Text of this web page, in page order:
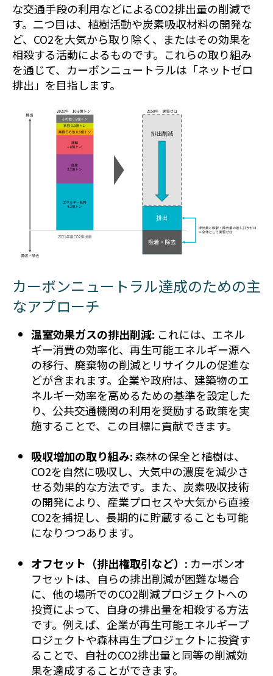
な交通手段の利用などによるCO2排出量の削減で
す。二つ目は、植樹活動や炭素吸収材料の開発な
ど、CO2を大気から取り除く、またはその効果を
相殺する活動によるものです。これらの取り組み
を通じて、カーボンニュートラルは「ネットゼロ
排出」を目指します。
カーボンニュートラル達成のための主
なアプローチ
温室効果ガスの排出削減: これには、エネル
ギー消費の効率化、再生可能エネルギー源へ
の移行、廃棄物の削減とリサイクルの促進な
どが含まれます。企業や政府は、建築物のエ
ネルギー効率を高めるための基準を設定した
り、公共交通機関の利用を奨励する政策を実
施することで、この目標に貢献できます。
吸収増加の取り組み:森林の保全と植樹は、
CO2を自然に吸収し、大気中の濃度を減少さ
せる効果的な方法です。また、炭素吸収技術
の開発により、産業プロセスや大気から直接
CO2を捕捉し、長期的に貯蔵することも可能
になりつつあります。
オフセット（排出権取引など）: カーボンオ
フセットは、自らの排出削減が困難な場合
に、他の場所でのCO2削減プロジェクトへの
投資によって、自身の排出量を相殺する方法
です。例えば、企業が再生可能エネルギープ
ロジェクトや森林再生プロジェクトに投資す
ることで、自社のCO2排出量と同等の削減効
果を達成することができます。